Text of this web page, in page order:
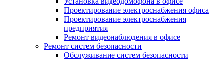
Проектирование электроснабжения офиса
Проектирование электроснабжения
предприятия
Ремонт видеонаблюдения в офисе
Ремонт систем безопасности
Обслуживание систем безопасности